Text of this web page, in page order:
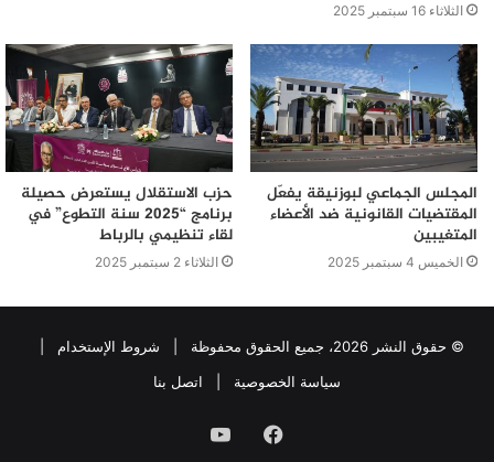
الثلاثاء 16 سبتمبر 2025
المجلس الجماعي لبوزنيقة يفعّل
المقتضيات القانونية ضد الأعضاء
المتغيبين
الخميس 4 سبتمبر 2025
حزب الاستقلال يستعرض حصيلة
برنامج “2025 سنة التطوع” في
لقاء تنظيمي بالرباط
الثلاثاء 2 سبتمبر 2025
© حقوق النشر 2026، جميع الحقوق محفوظة | شروط الإستخدام
سياسة الخصوصية
اتصل بنا
فيسبوكيوتيوب